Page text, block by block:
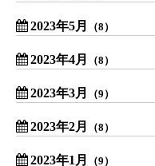
2023年5月 （8）
2023年4月 （8）
2023年3月 （9）
2023年2月 （8）
2023年1月 （9）